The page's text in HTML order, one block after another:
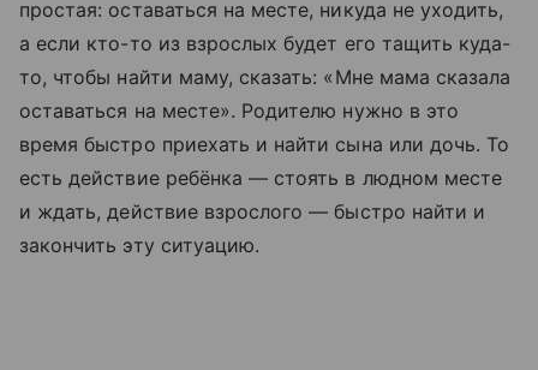
простая: оставаться на месте, никуда не уходить,
а если кто-то из взрослых будет его тащить куда-
то, чтобы найти маму, сказать: «Мне мама сказала
оставаться на месте». Родителю нужно в это
время быстро приехать и найти сына или дочь. То
есть действие ребёнка — стоять в людном месте
и ждать, действие взрослого — быстро найти и
закончить эту ситуацию.